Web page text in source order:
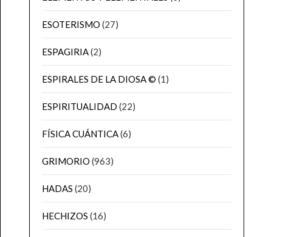
ESOTERISMO (27)
ESPAGIRIA(2)
ESPIRALES DE LA DIOSA © (1)
ESPIRITUALIDAD (22)
FÍSICA CUÁNTICA(6)
GRIMORIO (963)
HADAS (20)
HECHIZOS (16)